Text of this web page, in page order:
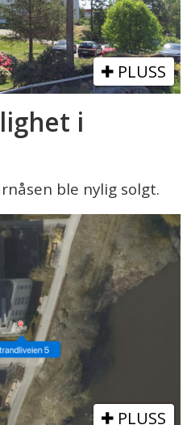
PLUSS
i
ble nylig solgt.
PLUSS